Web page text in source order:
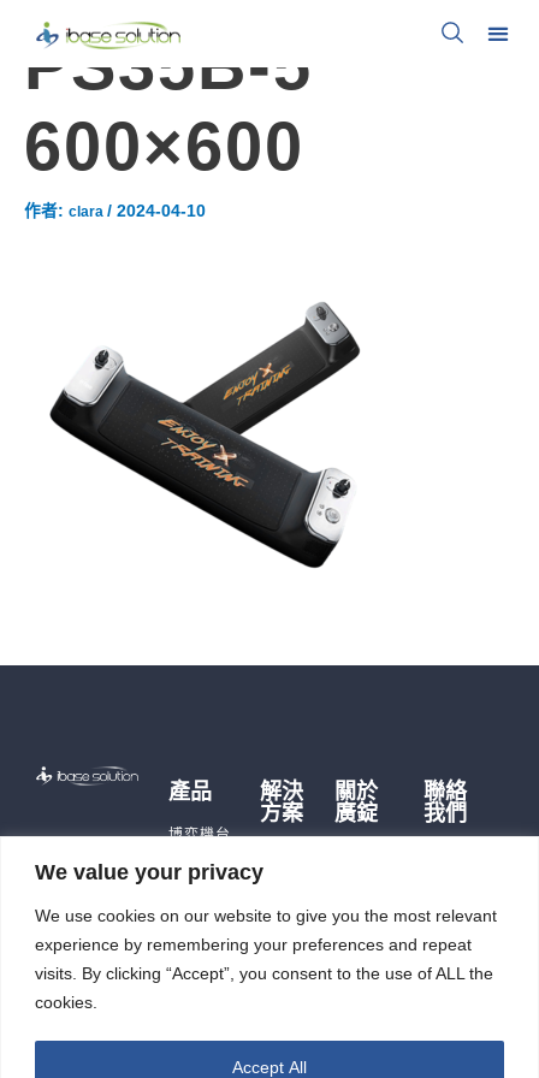
We value your privacy
We use cookies on our website to give you the most relevant
experience by remembering your preferences and repeat
visits. By clicking “Accept”, you consent to the use of ALL the
cookies.
Accept All
PS35B-5
600×600
作者: clara / 2024-04-10
產品
博弈機台
遊戲主機
充電樁
觸控平板
電腦
解決
方案
體
用
智能自
動化
關於
廣錠
公司據點
力
廣錠徵才
聯絡
我們
即時訊
投資人
專區